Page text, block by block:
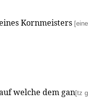
Kornmeisters
welche dem gan[tz